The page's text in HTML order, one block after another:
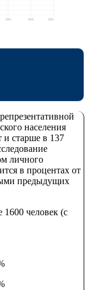
населения
и старше в 137
личного
в процентах от
предыдущих
1600 человек (с